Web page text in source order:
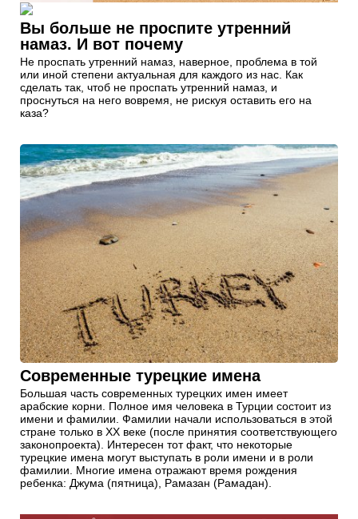
Вы больше не проспите утренний
намаз. И вот почему
Не проспать утренний намаз, наверное, проблема в той
или иной степени актуальная для каждого из нас. Как
сделать так, чтоб не проспать утренний намаз, и
проснуться на него вовремя, не рискуя оставить его на
каза?
Современные турецкие имена
Большая часть современных турецких имен имеет
арабские корни. Полное имя человека в Турции состоит из
имени и фамилии. Фамилии начали использоваться в этой
стране только в ХХ веке (после принятия соответствующего
законопроекта). Интересен тот факт, что некоторые
турецкие имена могут выступать в роли имени и в роли
фамилии. Многие имена отражают время рождения
ребенка: Джума (пятница), Рамазан (Рамадан).